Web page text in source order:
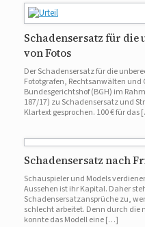
Schadensersatz für
von Fotos
Der Schadensersatz für die
Fototgrafen, Rechtsanwälten
Bundesgerichtshof (BGH) im
187/17) zu Schadensersatz und
Klartext gesprochen. 100 € für das
Schadensersatz nach
Schauspieler und Models
Aussehen ist ihr Kapital. Daher
Schadensersatzansprüche zu,
schlecht arbeitet. Denn durch die
konnte das Modell eine […]